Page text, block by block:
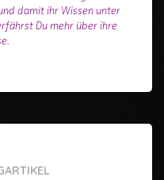
damit ihr Wissen unter
Du mehr über ihre